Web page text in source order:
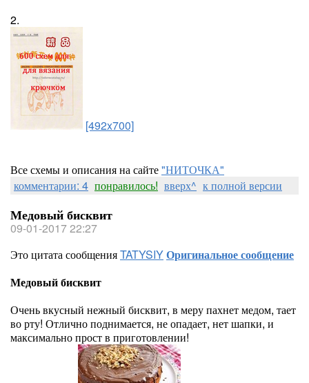
2.
[492x700]
Все схемы и описания на сайте"НИТОЧКА"
комментарии: 4 понравилось! вверх^ к полной версии
Медовый бисквит
09-01-2017 22:27
Это цитата сообщенияTATYSIYОригинальное сообщение
Медовый бисквит
Очень вкусный нежный бисквит, в меру пахнет медом, тает
во рту! Отлично поднимается, не опадает, нет шапки, и
максимально прост в приготовлении!